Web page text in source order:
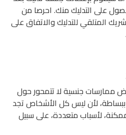
على التدليك منك. احرصا من
المتلقي للتدليك والاتفاق على
ممارسات جنسية لا تتمحور حول
لأن ليس كل الأشخاص تجد
لأسباب متعددة، على سبيل